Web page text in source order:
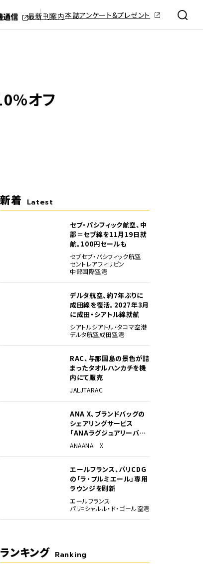
最新刊案内本誌アンケート&プレゼント
オフ
新着 Latest
セブ・パシフィック航空、中
部＝セブ線を11月19日就
航。100円セールも
セブセブ・パシフィック航空
セントレアフィリピン
中部国際空港
デルタ航空、約7年ぶりに
成田線を復活。2027年3月
に成田・シアトル線就航
シアトルシアトル・タコマ空港
デルタ航空成田空港
RAC、与那国島の景色が詰
まったタオルハンカチを機
内にて販売
JAL JTARAC
ANA X、ブランドバッグの
シェアリングサービス
「ANAラグジュアリーバッ
グ」開始
ANAANA X
エールフランス、パリCDG
の「ラ・プルミエール」専用
ラウンジを刷新
エールフランス
パリ=シャルル・ド・ゴール空港
ランキング Ranking